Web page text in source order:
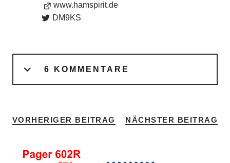
www.hamspirit.de
DM9KS
6 KOMMENTARE
VORHERIGER BEITRAG NÄCHSTER BEITRAG